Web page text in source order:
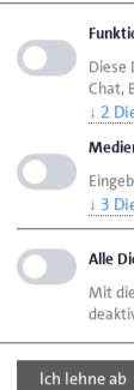
Jasmin
Telefon 0421
Nina Wegner
Telefon 0421
Diese
Chat,
↓ 2
↓ 3
Alle
Mit
Ich lehne ab